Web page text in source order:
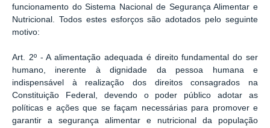
funcionamento do Sistema Nacional de Segurança Alimentar e
Nutricional. Todos estes esforços são adotados pelo seguinte
motivo:
Art. 2º - A alimentação adequada é direito fundamental do ser
humano, inerente à dignidade da pessoa humana e
indispensável à realização dos direitos consagrados na
Constituição Federal, devendo o poder público adotar as
políticas e ações que se façam necessárias para promover e
garantir a segurança alimentar e nutricional da população